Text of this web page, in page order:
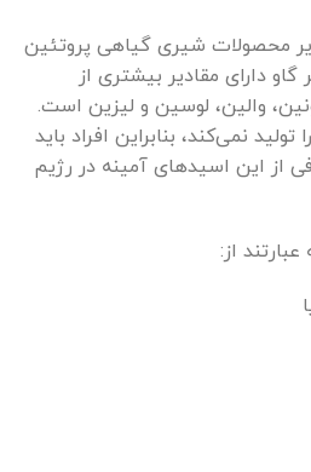
محصولات شیری گیاهی پروتئین
دارای مقادیر بیشتری از
والین، لوسین و لیزین است.
نمی‌کند، بنابراین افراد باید
از این اسیدهای آمینه در رژیم
از: